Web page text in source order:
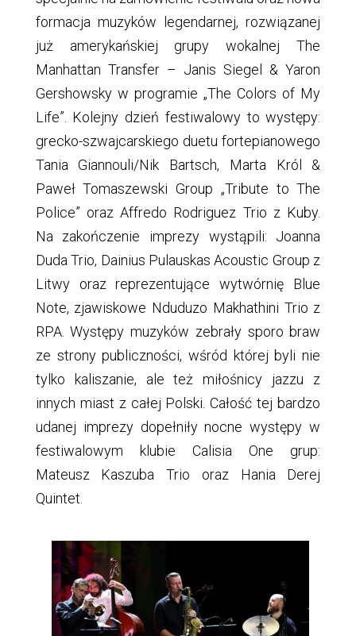
formacja muzyków legendarnej, rozwiązanej
już amerykańskiej grupy wokalnej The
Manhattan Transfer – Janis Siegel & Yaron
Gershowsky w programie „The Colors of My
Life”. Kolejny dzień festiwalowy to występy:
grecko-szwajcarskiego duetu fortepianowego
Tania Giannouli/Nik Bartsch, Marta Król &
Paweł Tomaszewski Group „Tribute to The
Police” oraz Affredo Rodriguez Trio z Kuby.
Na zakończenie imprezy wystąpili: Joanna
Duda Trio, Dainius Pulauskas Acoustic Group z
Litwy oraz reprezentujące wytwórnię Blue
Note, zjawiskowe Nduduzo Makhathini Trio z
RPA. Występy muzyków zebrały sporo braw
ze strony publiczności, wśród której byli nie
tylko kaliszanie, ale też miłośnicy jazzu z
innych miast z całej Polski. Całość tej bardzo
udanej imprezy dopełniły nocne występy w
festiwalowym klubie Calisia One grup:
Mateusz Kaszuba Trio oraz Hania Derej
Quintet.